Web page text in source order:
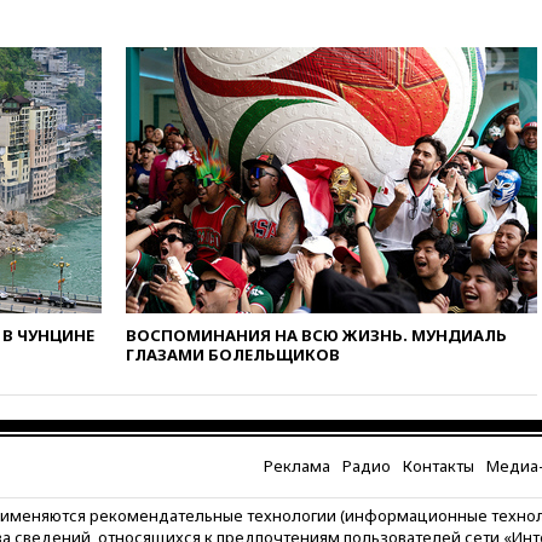
депутату Госдумы Алексею
Журавлеву
16:35Мельникова и еще
шесть гимнастов сборной
России не получили визы на
ЧЕ
16:16Движение по
Крымскому мосту
перекрывали второй раз за
день
16:00Создатели пирамиды
АФК «Наследие» получили от
шести до 12 лет колонии
15:45Верховный суд 10
августа рассмотрит иск о
снятии «Яблока» с выборов
15:35 Четыре человека
пострадали при пожаре на
складе с красками в Брянске
ЧУНЦИНЕ
ВОСПОМИНАНИЯ НА ВСЮ ЖИЗНЬ. МУНДИАЛЬ
ГЛАЗАМИ БОЛЕЛЬЩИКОВ
Реклама Радио Контакты
рекомендательные технологии (информационные
сведений, относящихся к предпочтениям пользователей сети